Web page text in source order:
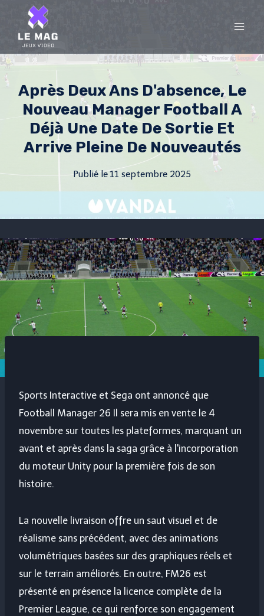
content
Après Deux Ans D'absence, Le
Nouveau Manager Football A
Déjà Une Date De Sortie Et
Arrive Pleine De Nouveautés
Publié le11 septembre 2025
Sports Interactive et Sega ont annoncé que
Football Manager 26 Il sera mis en vente le 4
novembre sur toutes les plateformes, marquant un
avant et après dans la saga grâce à l'incorporation
du moteur Unity pour la première fois de son
histoire.
La nouvelle livraison offre un saut visuel et de
réalisme sans précédent, avec des animations
volumétriques basées sur des graphiques réels et
sur le terrain améliorés. En outre, FM26 est
présenté en présence la licence complète de la
Premier League, ce qui renforce son engagement